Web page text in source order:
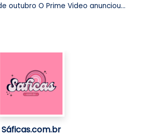
outubro O Prime Video anunciou...
Sáficas.com.br